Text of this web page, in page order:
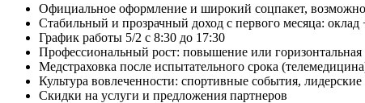
Официальное оформление и широкий соцпакет,
Стабильный и прозрачный доход с первого месяца: оклад
График работы 5/2 с 8:30 до 17:30
Профессиональный рост: повышение или
Медстраховка после испытательного срока
Культура вовлеченности: спортивные события,
Скидки на услуги и предложения партнеров